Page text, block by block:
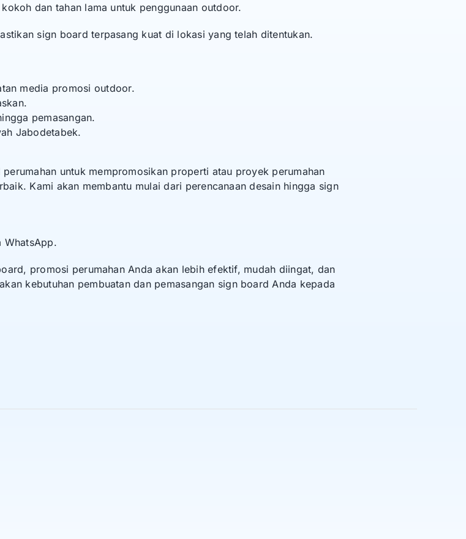
dan tahan lama untuk penggunaan outdoor.
sign board terpasang kuat di lokasi yang telah ditentukan.
media promosi outdoor.
pemasangan.
Jabodetabek.
untuk mempromosikan properti atau proyek perumahan
Kami akan membantu mulai dari perencanaan desain hingga sign
WhatsApp.
promosi perumahan Anda akan lebih efektif, mudah diingat, dan
kebutuhan pembuatan dan pemasangan sign board Anda kepada